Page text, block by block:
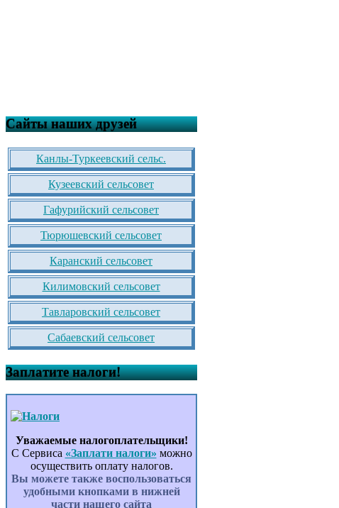
Сайты наших друзей
Канлы-Туркеевский сельс.
Кузеевский сельсовет
Гафурийский сельсовет
Тюрюшевский сельсовет
Каранский сельсовет
Килимовский сельсовет
Тавларовский сельсовет
Сабаевский сельсовет
Заплатите налоги!
Уважаемые налогоплательщики!
С Сервиса «Заплати налоги» можно
осуществить оплату налогов.
Вы можете также воспользоваться
удобными кнопками в нижней
части нашего сайта